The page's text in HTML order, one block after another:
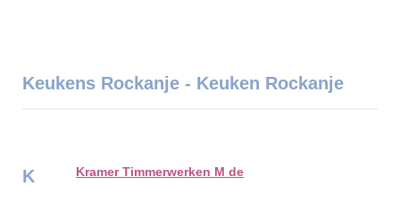
Keukens Rockanje - Keuken Rockanje
K Kramer Timmerwerken M de